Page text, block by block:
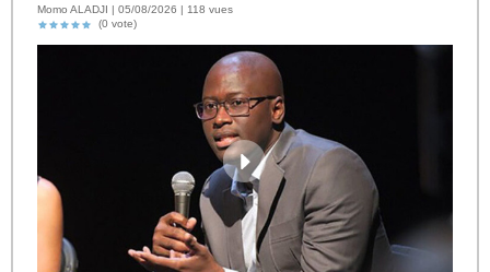
Momo ALADJI | 05/08/2026 | 118 vues
(0 vote)